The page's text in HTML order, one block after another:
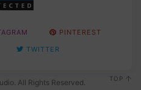
PINTEREST
TWITTER
All Rights Reserved. TOP